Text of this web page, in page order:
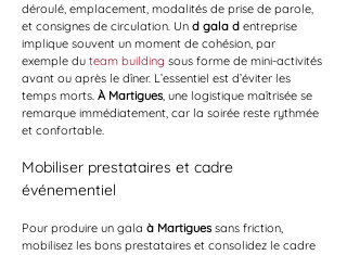
déroulé, emplacement, modalités de prise de parole,
et consignes de circulation. Un d gala d entreprise
implique souvent un moment de cohésion, par
exemple du team building sous forme de mini-activités
avant ou après le dîner. L’essentiel est d’éviter les
temps morts. À Martigues, une logistique maîtrisée se
remarque immédiatement, car la soirée reste rythmée
et confortable.
Mobiliser prestataires et cadre
événementiel
Pour produire un gala à Martigues sans friction,
mobilisez les bons prestataires et consolidez le cadre